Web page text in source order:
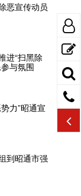
恶宣传动员
进“扫黑除
与氛围
力”昭通宣
到昭通市强